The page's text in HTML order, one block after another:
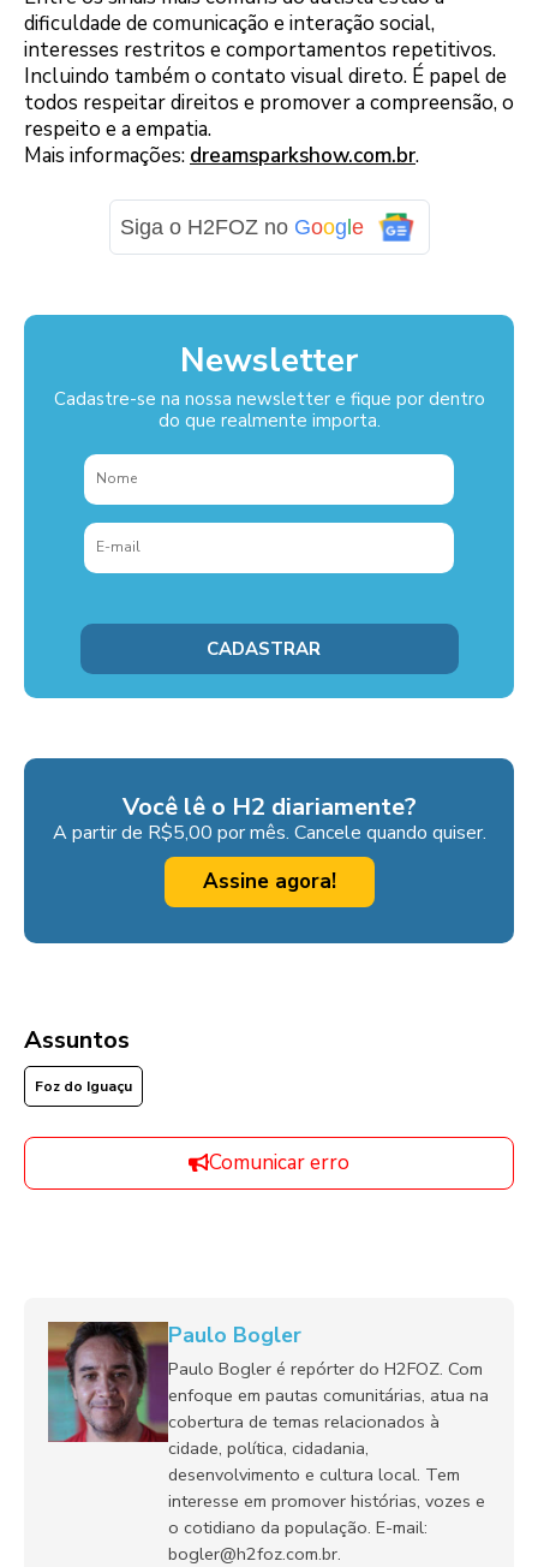
dificuldade de comunicação e interação social,
interesses restritos e comportamentos repetitivos.
Incluindo também o contato visual direto. É papel de
todos respeitar direitos e promover a compreensão, o
respeito e a empatia.
Mais informações: dreamsparkshow.com.br.
Siga o H2FOZ no Goog e
Newsletter
Cadastre-se na nossa newsletter e fique por dentro
do que realmente importa.
Você lê o H2 diariamente?
A partir de R$5,00 por mês. Cancele quando quiser.
Assine agora!
Assuntos
Foz do Iguaçu
Comunicar erro
Paulo Bogler
Paulo Bogler é repórter do H2FOZ. Com
enfoque em pautas comunitárias, atua na
cobertura de temas relacionados à
cidade, política, cidadania,
desenvolvimento e cultura local. Tem
interesse em promover histórias, vozes e
o cotidiano da população. E-mail:
bogler@h2foz.com.br.